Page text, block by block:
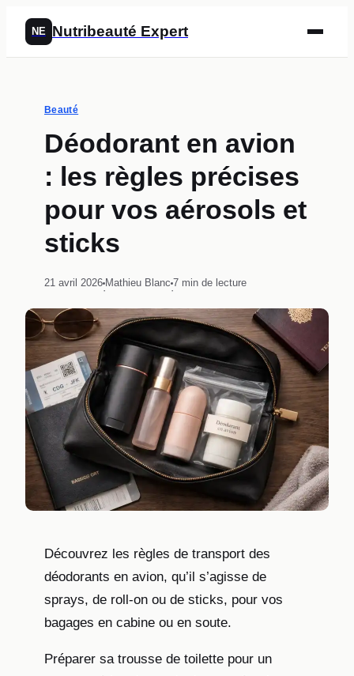
NE Nutribeauté Expert
Beauté
Déodorant en avion
: les règles précises
pour vos aérosols et
sticks
21 avril 2026
·
Mathieu Blanc
·
7 min de lecture
Découvrez les règles de transport des
déodorants en avion, qu’il s’agisse de
sprays, de roll-on ou de sticks, pour vos
bagages en cabine ou en soute.
Préparer sa trousse de toilette pour un